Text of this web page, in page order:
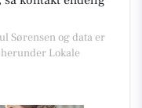
Sørensen og data er
Lokale